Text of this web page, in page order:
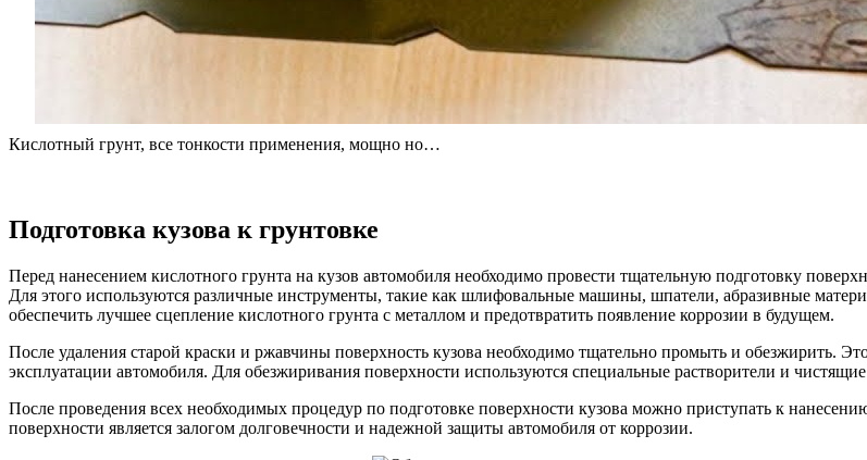
Кислотный грунт, все тонкости применения, мощно но…
Подготовка кузова к грунтовке
Перед нанесением кислотного грунта на кузов автомобиля необходимо провести тщательную подготовку
Для этого используются различные инструменты, такие как шлифовальные машины, шпатели, абразивные
обеспечить лучшее сцепление кислотного грунта с металлом и предотвратить появление коррозии в будущем.
После удаления старой краски и ржавчины поверхность кузова необходимо тщательно промыть и обезжирить.
эксплуатации автомобиля. Для обезжиривания поверхности используются специальные растворители и
После проведения всех необходимых процедур по подготовке поверхности кузова можно приступать к
поверхности является залогом долговечности и надежной защиты автомобиля от коррозии.